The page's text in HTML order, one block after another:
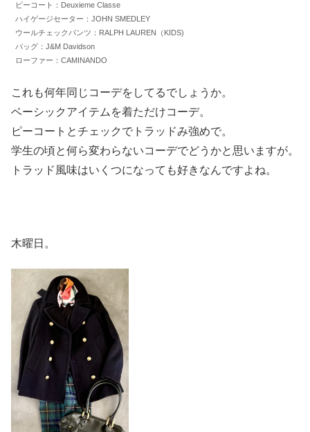
ピーコート：Deuxieme Classe
ハイゲージセーター：JOHN SMEDLEY
ウールチェックパンツ：RALPH LAUREN（KIDS)
バッグ：J&M Davidson
ローファー：CAMINANDO
これも何年同じコーデをしてるでしょうか。
ベーシックアイテムを着ただけコーデ。
ピーコートとチェックでトラッドみ強めで。
学生の頃と何ら変わらないコーデでどうかと思いますが。
トラッド風味はいくつになっても好きなんですよね。
木曜日。